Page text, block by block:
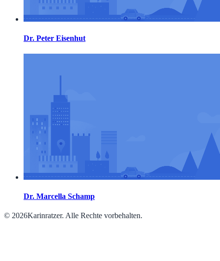
Dr. Peter Eisenhut
Dr. Marcella Schamp
© 2026Karinratzer. Alle Rechte vorbehalten.